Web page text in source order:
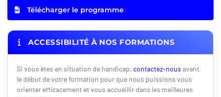
Télécharger le programme
ACCESSIBILITÉ À NOS FORMATIONS
Si vous êtes en situation de handicap, contactez-nous avant
le début de votre formation pour que nous puissions vous
orienter efficacement et vous accueillir dans les meilleures